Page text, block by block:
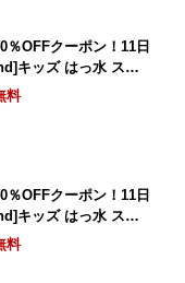
％OFFクーポン！11日
キッズ はっ水 スウ
ルオーバー トレーナ
男の子 女の子 裏毛 フ
料
％OFFクーポン！11日
キッズ はっ水 スウ
ツ カーブパンツ カ
レルレッグ ボーイ ガ
料